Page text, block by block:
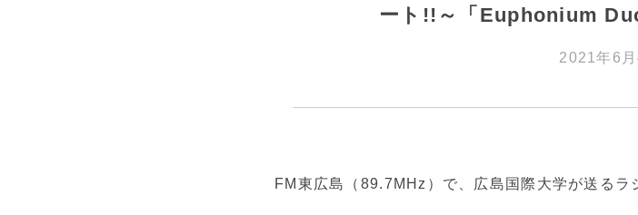
ート!!～「Euphonium
2021年6月
FM東広島（89.7MHz）で、広島国際大学が送るラ